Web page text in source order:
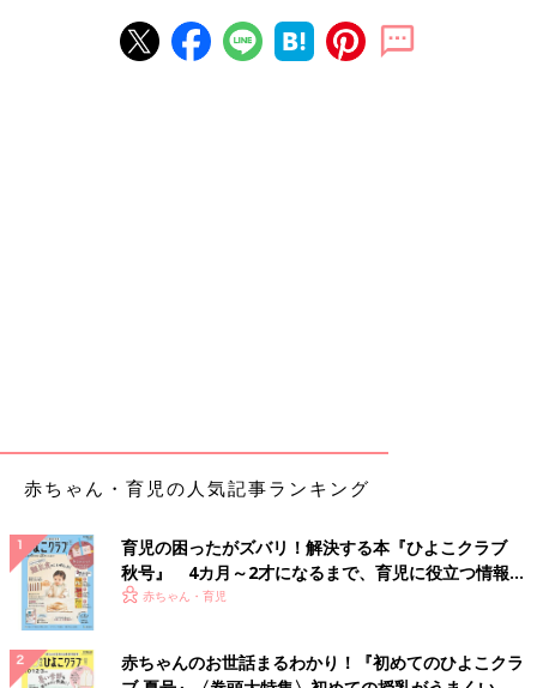
赤ちゃん・育児の人気記事ランキング
育児の困ったがズバリ！解決する本『ひよこクラブ
秋号』 4カ月～2才になるまで、育児に役立つ情報が
いっぱい！
赤ちゃん・育児
赤ちゃんのお世話まるわかり！『初めてのひよこクラ